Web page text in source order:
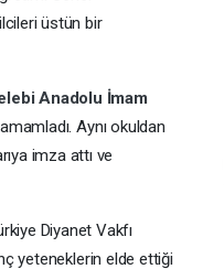
üstün bir
Anadolu İmam
Aynı okuldan
imza attı ve
Diyanet Vakfı
yeteneklerin elde ettiği